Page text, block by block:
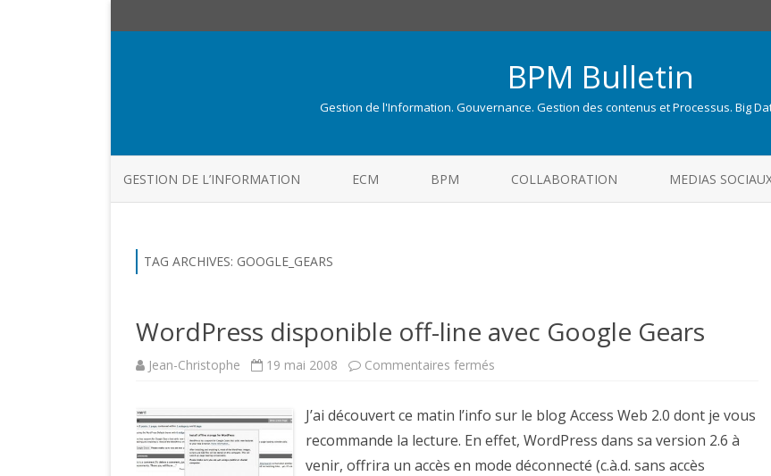
BPM Bulletin
Gestion de l'Information. Gouvernance. Gestion des contenus et Processus. Big
to
GESTION DE L’INFORMATION ECM BPM COLLABORATION MEDIAS
TAG ARCHIVES: GOOGLE_GEARS
WordPress disponible off-line avec Google Gears
Jean-Christophe 19 mai 2008 Commentaires fermés
line
avec
Google
Gears
J’ai découvert ce matin l’info sur le blog Access Web 2.0 dont je vous
recommande la lecture. En effet, WordPress dans sa version 2.6 à
venir, offrira un accès en mode déconnecté (c.à.d. sans accès